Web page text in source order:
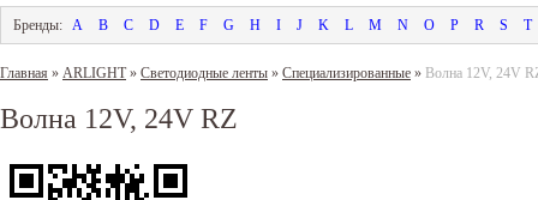
A B C D E F G H I J K L M N O P R S T
Главная » ARLIGHT» Светодиодные ленты » Специализированные » Волна 12V, 24V
Волна 12V, 24V RZ